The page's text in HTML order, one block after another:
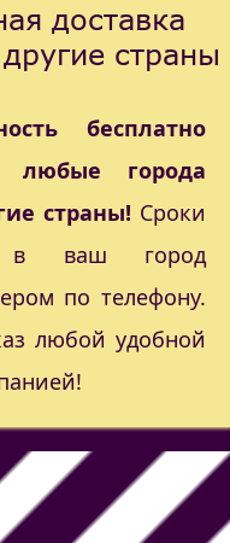
доставка
страны
бесплатно
любые города
страны! Сроки
в ваш город
по телефону.
любой удобной